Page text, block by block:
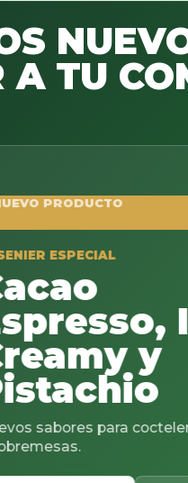
A TU
Irish
y
cocteleria, cafeterias